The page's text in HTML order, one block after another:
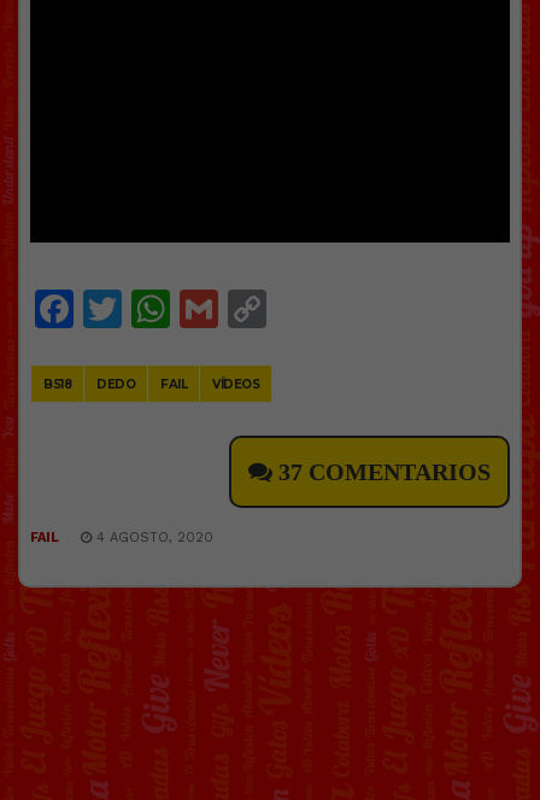
Facebook
Twitter
WhatsApp
Gmail
BS18 DEDO FAIL VÍDEOS
37 COMENTARIOS
FAIL 4 AGOSTO, 2020